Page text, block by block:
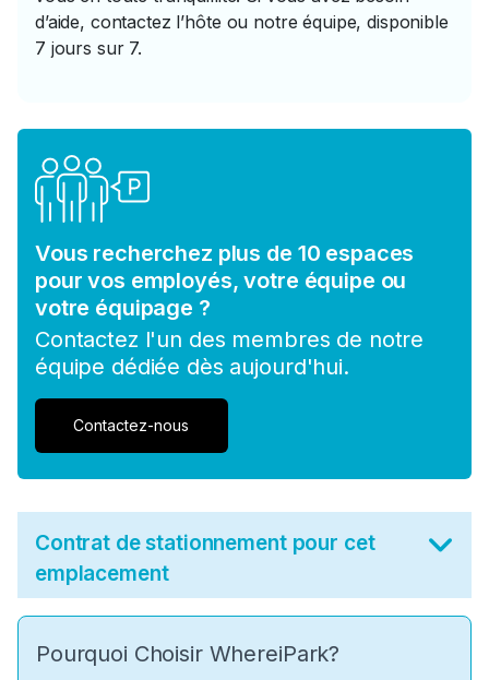
d’aide, contactez l’hôte ou notre équipe, disponible
7 jours sur 7.
Vous recherchez plus de 10 espaces
pour vos employés, votre équipe ou
votre équipage ?
Contactez l'un des membres de notre
équipe dédiée dès aujourd'hui.
Contactez-nous
Contrat de stationnement pour cet
emplacement
Pourquoi Choisir WhereiPark?